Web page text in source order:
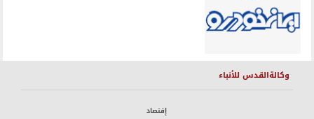
وكالةالقدس للأنباء
إقتصاد